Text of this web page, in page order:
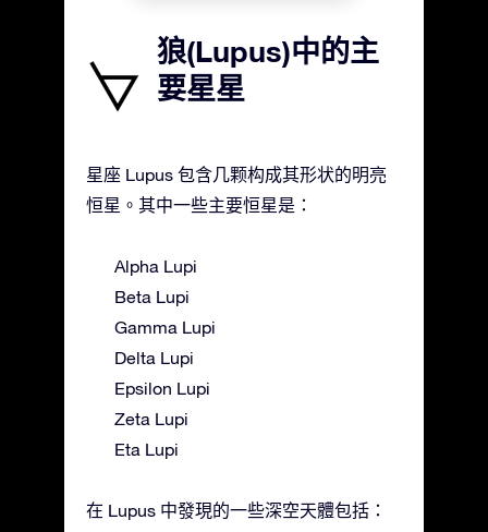
狼(Lupus)中的主
要星星
星座 Lupus 包含几颗构成其形状的明亮
恒星。其中一些主要恒星是：
Alpha Lupi
Beta Lupi
Gamma Lupi
Delta Lupi
Epsilon Lupi
Zeta Lupi
Eta Lupi
在 Lupus 中發現的一些深空天體包括：